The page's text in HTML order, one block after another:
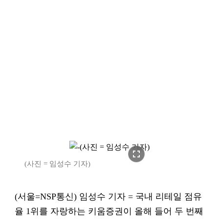
fullscreen
(사진 = 임성수 기자)
(서울=NSP통신) 임성수 기자 = 국내 리테일 점유
율 1위를 자랑하는 키움증권이 올해 들어 두 번째